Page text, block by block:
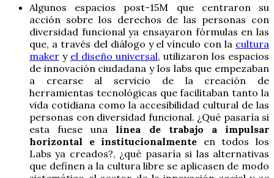
Algunos espacios post-15M que centraron su
acción sobre los derechos de las personas con
diversidad funcional ya ensayaron fórmulas en las
que, a través del diálogo y el vínculo con la cultura
maker y el diseño universal, utilizaron los espacios
de innovación ciudadana y los labs que empezaban
a crearse al servicio de la creación de
herramientas tecnológicas que facilitaban tanto la
vida cotidiana como la accesibilidad cultural de las
personas con diversidad funcional. ¿Qué pasaría si
esta fuese unalínea de trabajo a impulsar
horizontal e institucionalmente en todos los
Labs ya creados?, ¿qué pasaría si las alternativas
que definen a la cultura libre se aplicasen de modo